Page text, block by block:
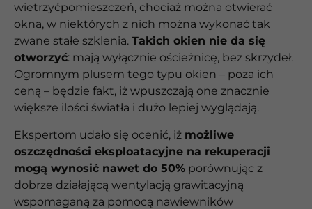
wietrzyćpomieszczeń, chociaż można otwierać
okna, w niektórych z nich można wykonać tak
zwane stałe szklenia. Takich okien nie da się
otworzyć: mają wyłącznie ościeżnicę, bez skrzydeł.
Ogromnym plusem tego typu okien – poza ich
ceną – będzie fakt, iż wpuszczają one znacznie
większe ilości światła i dużo lepiej wyglądają.
Ekspertom udało się ocenić, iż możliwe
oszczędności eksploatacyjne na rekuperacji
mogą wynosić nawet do 50% porównując z
dobrze działającą wentylacją grawitacyjną
wspomaganą za pomocą nawiewników